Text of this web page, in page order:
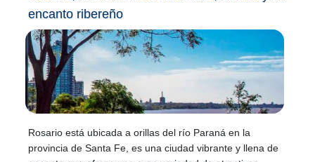
encanto ribereño
Rosario está ubicada a orillas del río Paraná en la
provincia de Santa Fe, es una ciudad vibrante y llena de